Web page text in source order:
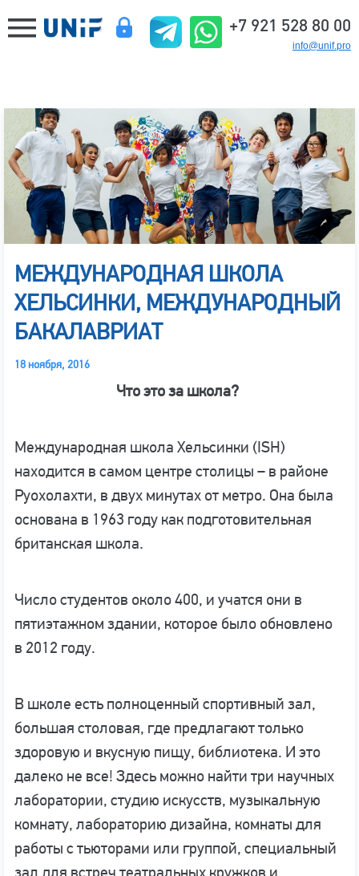
+7 921 528 80 00
info@unif.pro
МЕЖДУНАРОДНАЯ ШКОЛА
ХЕЛЬСИНКИ, МЕЖДУНАРОДНЫЙ
БАКАЛАВРИАТ
18 ноября, 2016
Что это за школа?
Международная школа Хельсинки (ISH)
находится в самом центре столицы – в районе
Руохолахти, в двух минутах от метро. Она была
основана в 1963 году как подготовительная
британская школа.
Число студентов около 400, и учатся они в
пятиэтажном здании, которое было обновлено
в 2012 году.
В школе есть полноценный спортивный зал,
большая столовая, где предлагают только
здоровую и вкусную пищу, библиотека. И это
далеко не все! Здесь можно найти три научных
лаборатории, студию искусств, музыкальную
комнату, лабораторию дизайна, комнаты для
работы с тьюторами или группой, специальный